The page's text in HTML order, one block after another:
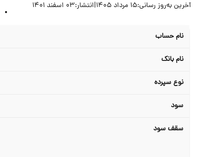
آخرین به‌روز رسانی:15 مرداد 1405 |انتشار:03 اسفند 1401
نام حساب
نام بانک
نوع سپرده
سود
سقف سود